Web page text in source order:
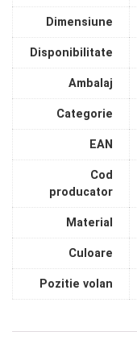
Dimensiune
Disponibilitate
Ambalaj
Categorie
EAN
Cod
producator
Material
Culoare
Pozitie volan